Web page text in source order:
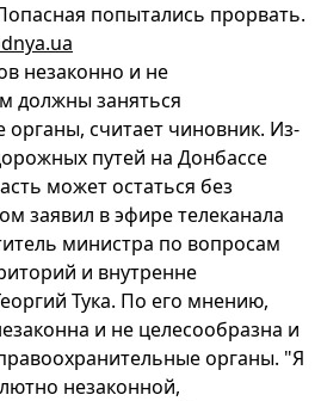
попытались прорвать.
незаконно и не
должны заняться
считает чиновник. Из-
путей на Донбассе
может остаться без
заявил в эфире телеканала
министра по вопросам
и внутренне
Тука. По его мнению,
и не целесообразна и
органы. "Я
незаконной,